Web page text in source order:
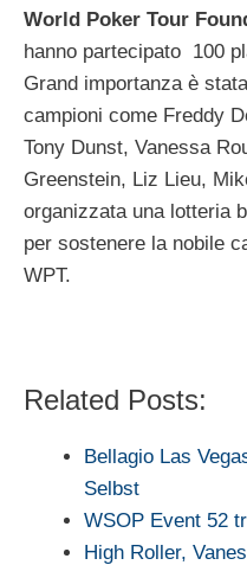
World Poker Tour
hanno partecipato 100
Grand importanza è
campioni come Freddy
Tony Dunst, Vanessa
Greenstein, Liz Lieu,
organizzata una lotteria
per sostenere la nobile
WPT.
Related Posts:
Bellagio Las
Selbst
WSOP Event 52
High Roller,